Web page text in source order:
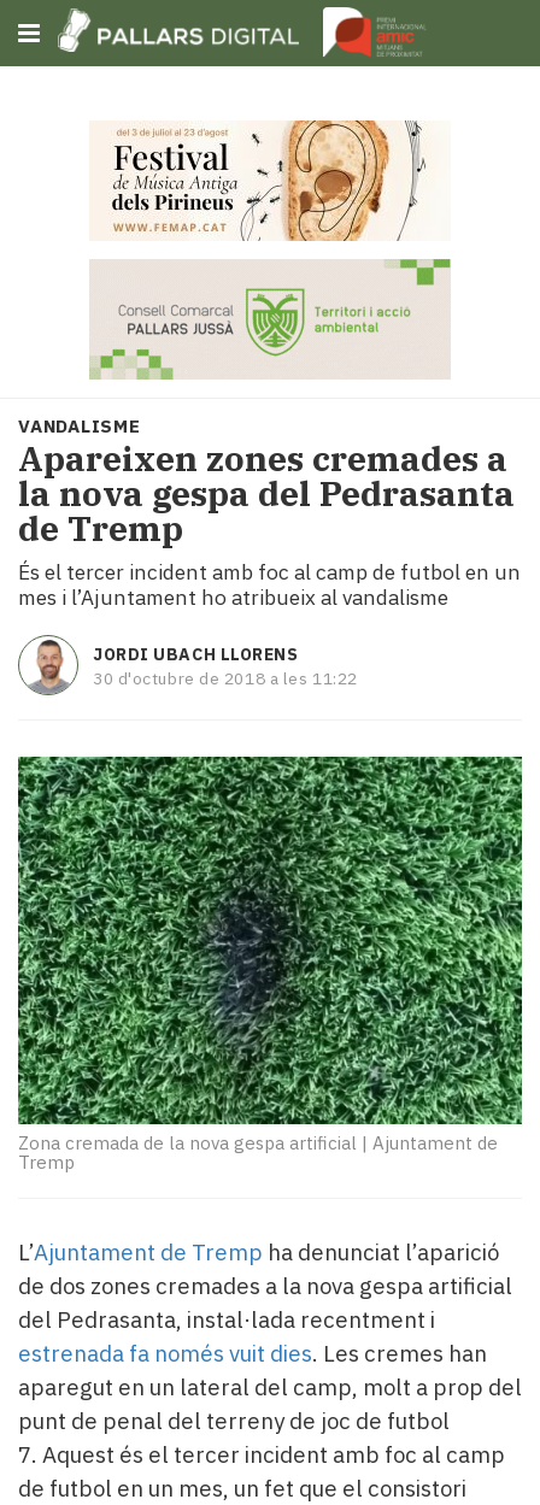
Subscriu-t'hi
Portada
Societat
Política
i
municipis
Economia
turisme
Cultura
Esports
Mai
tant!
i
mitjans
El
temps
Reportatges
Entrevistes
Enquestes
A
escena!
Dis
la
teva!
Subscriptors
La
newsletter
del
patrocinat
Lo
més
llegit...
Editorial
VANDALISME
Apareixen zones cremades a
la nova gespa del Pedrasanta
de Tremp
És el tercer incident amb foc al camp de futbol en un
mes i l’Ajuntament ho atribueix al vandalisme
JORDI UBACH LLORENS
30 d'octubre de 2018 a les 11:22
Zona cremada de la nova gespa artificial | Ajuntament de
Tremp
L’Ajuntament de Tremp ha denunciat l’aparició
de dos zones cremades a la nova gespa artificial
del Pedrasanta, instal·lada recentment i
estrenada fa només vuit dies. Les cremes han
aparegut en un lateral del camp, molt a prop del
punt de penal del terreny de joc de futbol
7. Aquest és el tercer incident amb foc al camp
de futbol en un mes, un fet que el consistori